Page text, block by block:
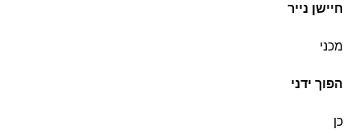
חיישן נייר
מכני
הפוך ידני
כן